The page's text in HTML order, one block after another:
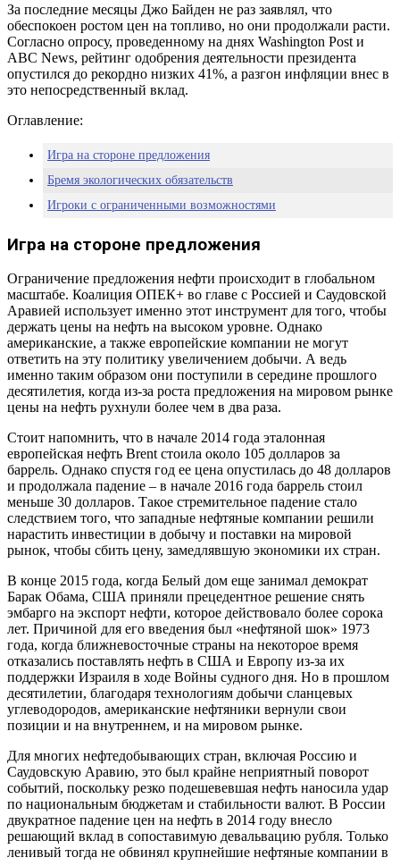
За последние месяцы Джо Байден не раз заявлял, что
обеспокоен ростом цен на топливо, но они продолжали расти.
Согласно опросу, проведенному на днях Washington Post и
ABC News, рейтинг одобрения деятельности президента
опустился до рекордно низких 41%, а разгон инфляции внес в
это непосредственный вклад.
Оглавление:
Игра на стороне предложения
Бремя экологических обязательств
Игроки с ограниченными возможностями
Игра на стороне предложения
Ограничение предложения нефти происходит в глобальном
масштабе. Коалиция ОПЕК+ во главе с Россией и Саудовской
Аравией использует именно этот инструмент для того, чтобы
держать цены на нефть на высоком уровне. Однако
американские, а также европейские компании не могут
ответить на эту политику увеличением добычи. А ведь
именно таким образом они поступили в середине прошлого
десятилетия, когда из-за роста предложения на мировом рынке
цены на нефть рухнули более чем в два раза.
Стоит напомнить, что в начале 2014 года эталонная
европейская нефть Brent стоила около 105 долларов за
баррель. Однако спустя год ее цена опустилась до 48 долларов
и продолжала падение – в начале 2016 года баррель стоил
меньше 30 долларов. Такое стремительное падение стало
следствием того, что западные нефтяные компании решили
нарастить инвестиции в добычу и поставки на мировой
рынок, чтобы сбить цену, замедлявшую экономики их стран.
В конце 2015 года, когда Белый дом еще занимал демократ
Барак Обама, США приняли прецедентное решение снять
эмбарго на экспорт нефти, которое действовало более сорока
лет. Причиной для его введения был «нефтяной шок» 1973
года, когда ближневосточные страны на некоторое время
отказались поставлять нефть в США и Европу из-за их
поддержки Израиля в ходе Войны судного дня. Но в прошлом
десятилетии, благодаря технологиям добычи сланцевых
углеводородов, американские нефтяники вернули свои
позиции и на внутреннем, и на мировом рынке.
Для многих нефтедобывающих стран, включая Россию и
Саудовскую Аравию, это был крайне неприятный поворот
событий, поскольку резко подешевевшая нефть наносила удар
по национальным бюджетам и стабильности валют. В России
двукратное падение цен на нефть в 2014 году внесло
решающий вклад в сопоставимую девальвацию рубля. Только
ленивый тогда не обвинял крупнейшие нефтяные компании в